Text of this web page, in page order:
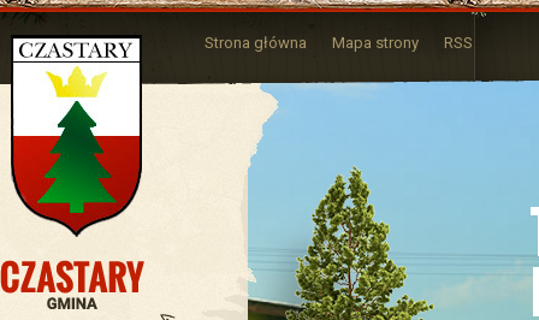
Strona główna Mapa strony RSS